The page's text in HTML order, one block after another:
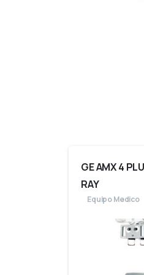
GE AMX 4
RAY
Equipo Medico